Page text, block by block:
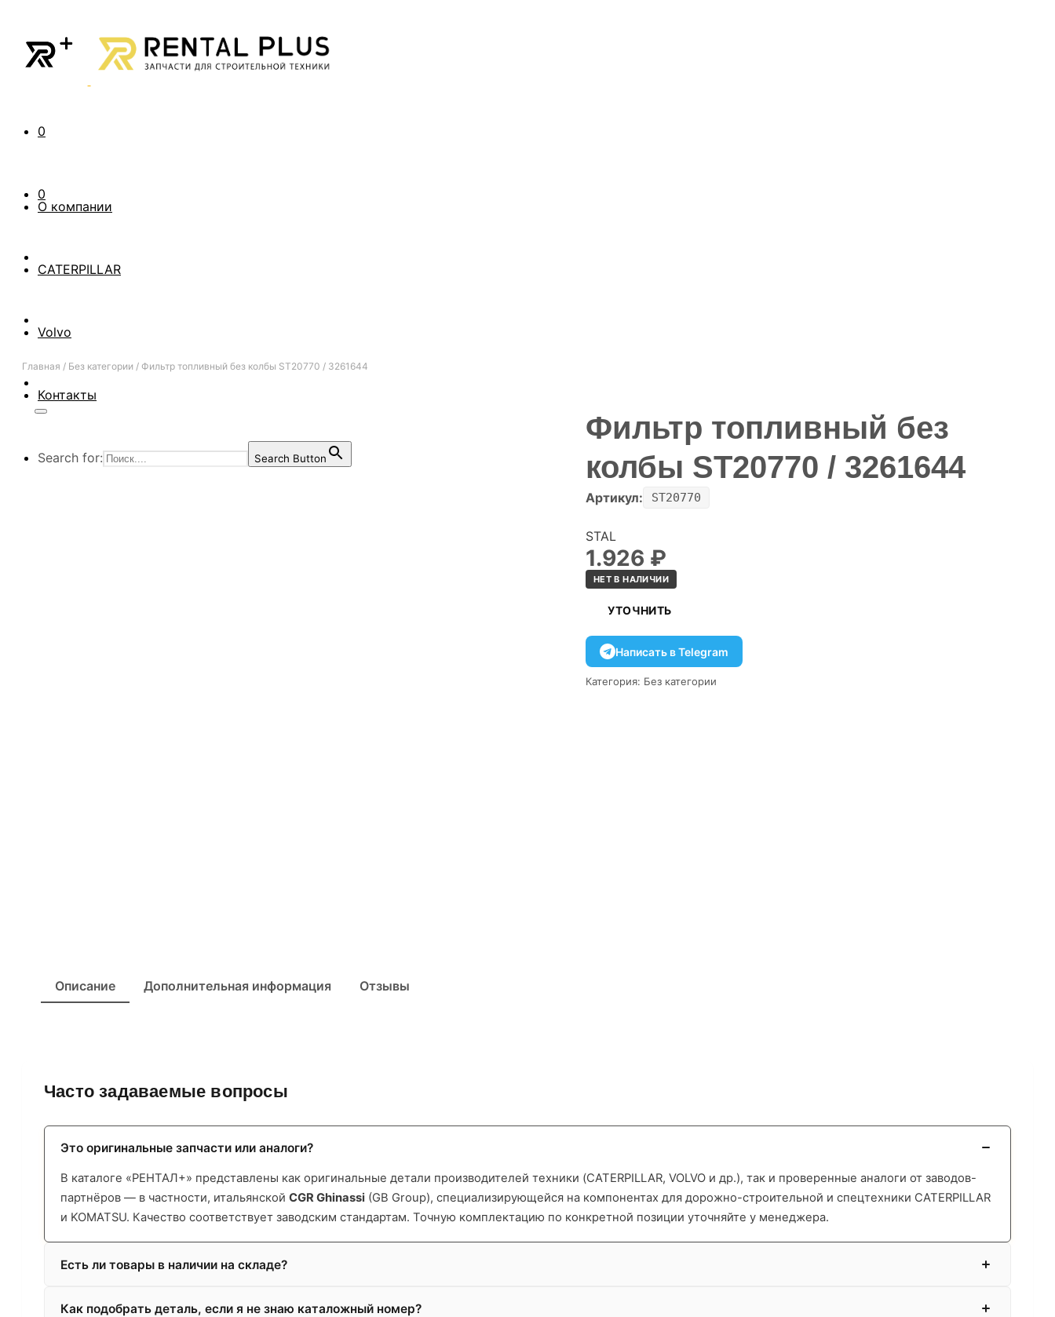
0
0
О компании
CATERPILLAR
Volvo
Контакты
Search for: Search Button
Главная / Без категории / Фильтр топливный без колбы ST20770 / 3261644
Фильтр топливный без
колбы ST20770 / 3261644
Артикул: ST20770
STAL
1.926 ₽
НЕТ В НАЛИЧИИ
УТОЧНИТЬ
Написать в Telegram
Категория: Без категории
Описание Дополнительная информация Отзывы
Часто задаваемые вопросы
Это оригинальные запчасти или аналоги?
В каталоге «РЕНТАЛ+» представлены как оригинальные детали производителей техники (CATERPILLAR, VOLVO и др.), так и проверенные аналоги от заводов-
партнёров — в частности, итальянской CGR Ghinassi (GB Group), специализирующейся на компонентах для дорожно-строительной и спецтехники CATERPILLAR
и KOMATSU. Качество соответствует заводским стандартам. Точную комплектацию по конкретной позиции уточняйте у менеджера.
Есть ли товары в наличии на складе?
Как подобрать деталь, если я не знаю каталожный номер?